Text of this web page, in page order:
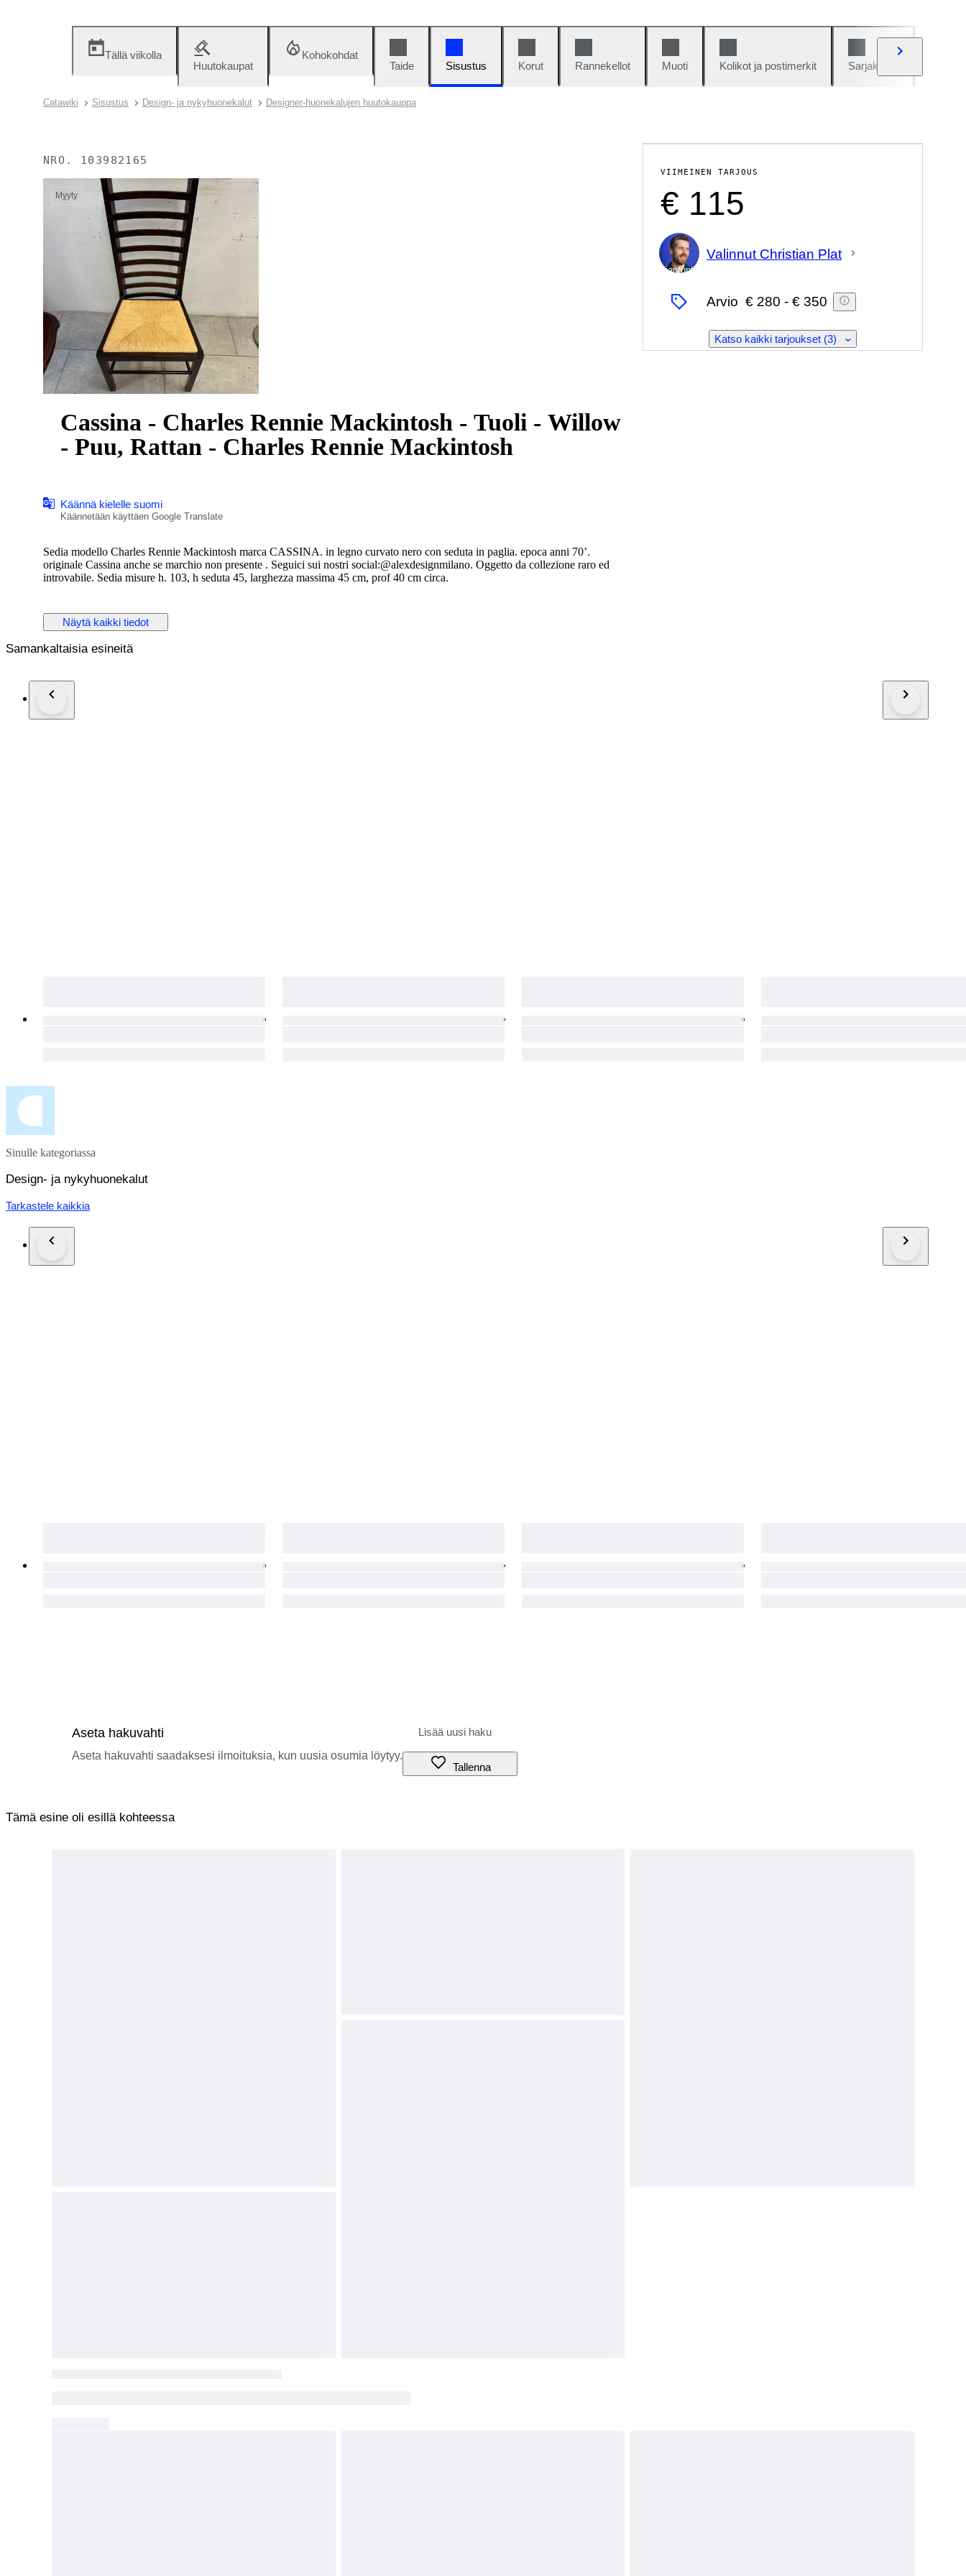
Tällä viikolla
Huutokaupat
Kohokohdat
Taide
Sisustus Korut Rannekellot Muoti Kolikot ja postimerkit Sarjakuvat
Catawiki Sisustus Design- ja nykyhuonekalut Designer-huonekalujen huutokauppa
NRO. 103982165
Myyty
Cassina - Charles Rennie Mackintosh - Tuoli - Willow
- Puu, Rattan - Charles Rennie Mackintosh
Käännä kielelle suomi
Käännetään käyttäen Google Translate
Sedia modello Charles Rennie Mackintosh marca CASSINA. in legno curvato nero con seduta in paglia. epoca anni 70’.
originale Cassina anche se marchio non presente . Seguici sui nostri social:@alexdesignmilano. Oggetto da collezione raro ed
introvabile. Sedia misure h. 103, h seduta 45, larghezza massima 45 cm, prof 40 cm circa.
Näytä kaikki tiedot
VIIMEINEN TARJOUS
€ 115
asiantuntija
Valinnut Christian Plat
Arvio € 280 - € 350
Katso kaikki tarjoukset (3)
Samankaltaisia esineitä
Sinulle kategoriassa
Design- ja nykyhuonekalut
Tarkastele kaikkia
Aseta hakuvahti
Aseta hakuvahti saadaksesi ilmoituksia, kun uusia osumia löytyy.
Tallenna
Tämä esine oli esillä kohteessa